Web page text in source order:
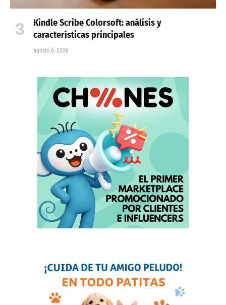
Kindle Scribe Colorsoft: análisis y
características principales
agosto 8, 2026